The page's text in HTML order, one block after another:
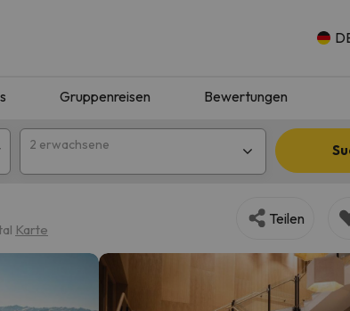
Gruppenreisen Bewertungen
2 erwachsene
Karte
Teilen